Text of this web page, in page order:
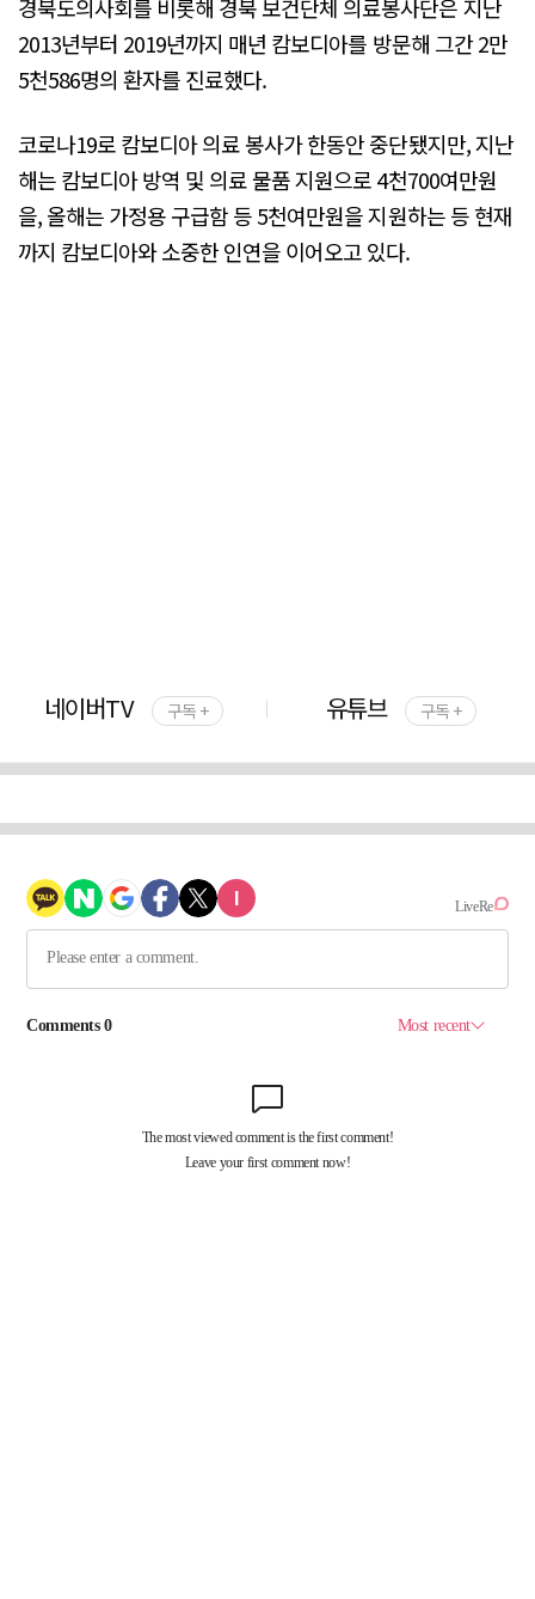
경북도의사회를 비롯해 경북 보건단체 의료봉사단은 지난
2013년부터 2019년까지 매년 캄보디아를 방문해 그간 2만
5천586명의 환자를 진료했다.
코로나19로 캄보디아 의료 봉사가 한동안 중단됐지만, 지난
해는 캄보디아 방역 및 의료 물품 지원으로 4천700여만원
을, 올해는 가정용 구급함 등 5천여만원을 지원하는 등 현재
까지 캄보디아와 소중한 인연을 이어오고 있다.
네이버TV 구독 + 유튜브 구독 +